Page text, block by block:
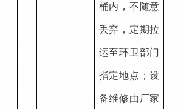
桶内，不随意
丢弃，定期拉
运至环卫部门
指定地点；设
备维修由厂家